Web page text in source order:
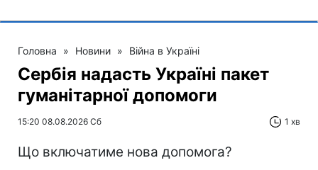
Головна » Новини » Війна в Україні
Сербія надасть Україні пакет
гуманітарної допомоги
15:20 08.08.2026 Сб 1 хв
Що включатиме нова допомога?